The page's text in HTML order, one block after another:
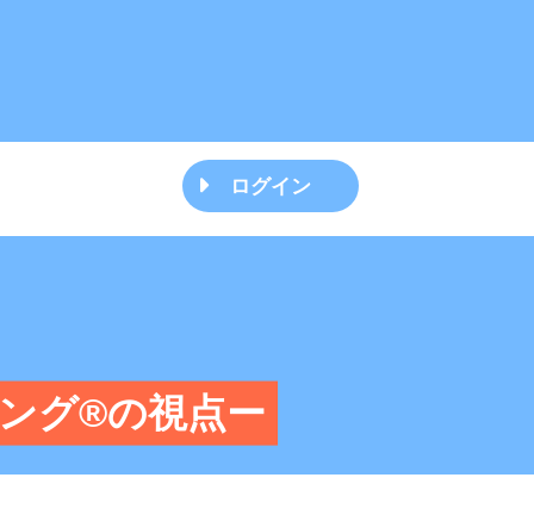
ログイン
グ®の視点ー